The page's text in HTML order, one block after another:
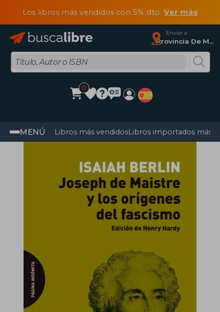
Los libros más vendidos con 5% dtoVer más
Enviar a
Provincia De Madrid
0
MENÚ Libros más vendidosLibros importados más